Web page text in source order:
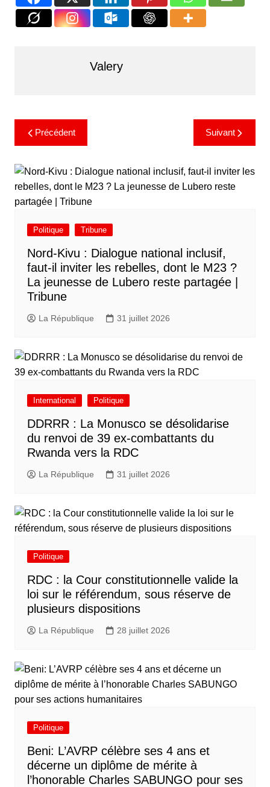
Valery
Précédent Suivant
Politique Tribune
Nord-Kivu : Dialogue national inclusif,
faut-il inviter les rebelles, dont le M23 ?
La jeunesse de Lubero reste partagée |
Tribune
La République 31 juillet 2026
International Politique
DDRRR : La Monusco se désolidarise
du renvoi de 39 ex-combattants du
Rwanda vers la RDC
La République 31 juillet 2026
Politique
RDC : la Cour constitutionnelle valide la
loi sur le référendum, sous réserve de
plusieurs dispositions
La République 28 juillet 2026
Politique
Beni: L’AVRP célèbre ses 4 ans et
décerne un diplôme de mérite à
l’honorable Charles SABUNGO pour ses